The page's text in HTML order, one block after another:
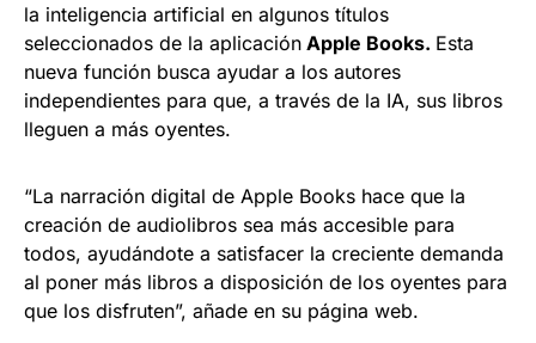
la inteligencia artificial en algunos títulos
seleccionados de la aplicación Apple Books. Esta
nueva función busca ayudar a los autores
independientes para que, a través de la IA, sus libros
lleguen a más oyentes.
“La narración digital de Apple Books hace que la
creación de audiolibros sea más accesible para
todos, ayudándote a satisfacer la creciente demanda
al poner más libros a disposición de los oyentes para
que los disfruten”, añade en su página web.